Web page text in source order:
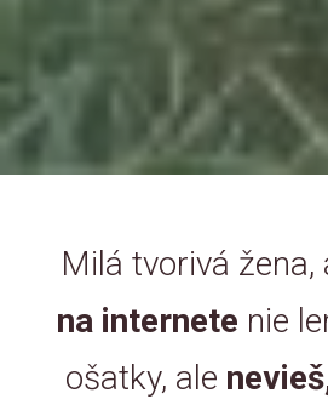
Milá tvorivá žena,
na internete nie
ošatky, ale